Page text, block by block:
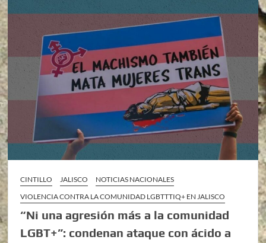
CINTILLO JALISCO
NOTICIAS NACIONALES
VIOLENCIA CONTRA LA COMUNIDAD LGBTTTIQ+ EN JALISCO
“Ni una agresión más a la comunidad
LGBT+”: condenan ataque con ácido a